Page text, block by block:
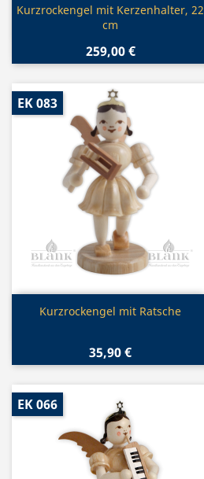
Vorschau
Kurzrockengel mit Kerzenhalter, 22
cm
259,00 €
Vorschau
Kurzrockengel mit Ratsche
35,90 €
EK 083
EK 066